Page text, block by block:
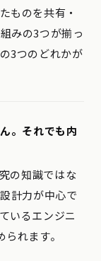
ものを共有・
みの3つが揃っ
3つのどれかが
。それでも内
の知識ではな
計力が中心で
いるエンジニ
れます。